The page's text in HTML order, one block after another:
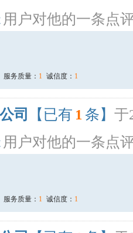
用户对他的一条点
服务质量： 1 诚信度： 1
司 【已有 1 条】 于
用户对他的一条点
服务质量： 1 诚信度： 1